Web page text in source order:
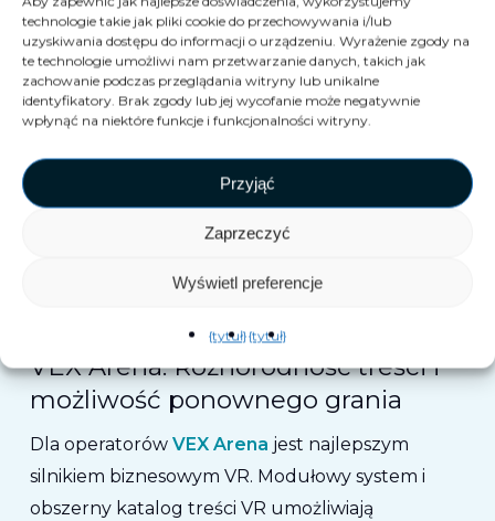
technologie takie jak pliki cookie do przechowywania i/lub
uzyskiwania dostępu do informacji o urządzeniu. Wyrażenie zgody na
te technologie umożliwi nam przetwarzanie danych, takich jak
zachowanie podczas przeglądania witryny lub unikalne
identyfikatory. Brak zgody lub jej wycofanie może negatywnie
wpłynąć na niektóre funkcje i funkcjonalności witryny.
Przyjąć
Zaprzeczyć
Wyświetl preferencje
{tytuł}{tytuł}
Dowodzi to, że technologia immersyjna nie
ogranicza się do zestawów słuchawkowych i
kabli, ale polega na tworzeniu wspólna energia
Zapewniamy prawdziwie wciągające wrażenia.
Odkryj VEX PartyDash
VEX Arena: Różnorodność treści i
możliwość ponownego grania
Dla operatorów VEX Arena jest najlepszym
silnikiem biznesowym VR. Modułowy system i
obszerny katalog treści VR umożliwiają